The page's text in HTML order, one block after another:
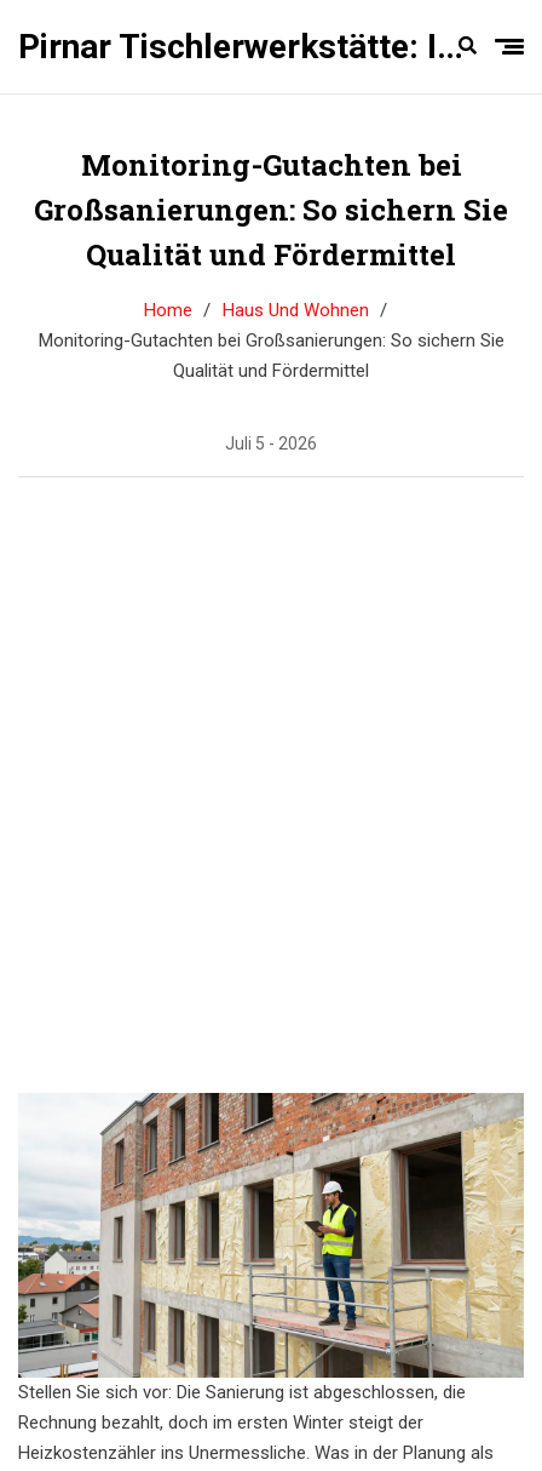
Pirnar Tischlerwerkstätte: Innentüren Experten
Monitoring-Gutachten bei
Großsanierungen: So sichern Sie
Qualität und Fördermittel
Home
Haus Und Wohnen
Monitoring-Gutachten bei Großsanierungen: So sichern Sie
Qualität und Fördermittel
Juli 5 - 2026
Stellen Sie sich vor: Die Sanierung ist abgeschlossen, die
Rechnung bezahlt, doch im ersten Winter steigt der
Heizkostenzähler ins Unermessliche. Was in der Planung als